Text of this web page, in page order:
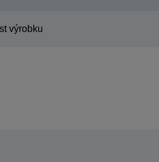
výrobku